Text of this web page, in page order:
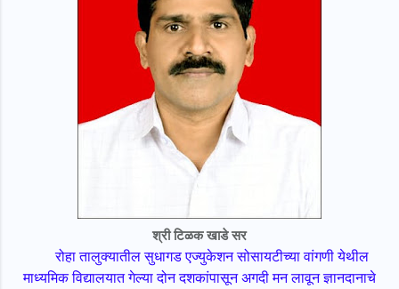
श्री टिळक खाडे सर
रोहा तालुक्यातील सुधागड एज्युकेशन सोसायटीच्या वांगणी येथील
माध्यमिक विद्यालयात गेल्या दोन दशकांपासून अगदी मन लावून ज्ञानदानाचे